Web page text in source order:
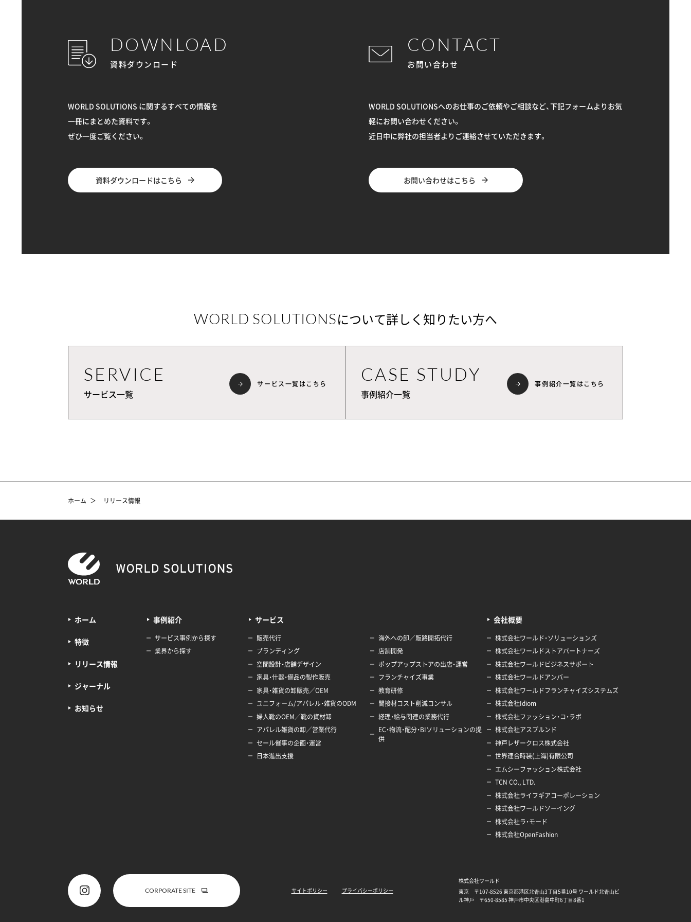
DOWNLOAD
資料ダウンロード
WORLD SOLUTIONS に関するすべての情報を
一冊にまとめた資料です。
ぜひ一度ご覧ください。
資料ダウンロードはこちら
CONTACT
お問い合わせ
WORLD SOLUTIONSへのお仕事のご依頼やご相談など、下記フォームよりお気
軽にお問い合わせください。
近日中に弊社の担当者よりご連絡させていただきます。
お問い合わせはこちら
WORLD SOLUTIONSについて詳しく知りたい方へ
SERVICE
サービス一覧
サービス一覧はこちら CASE STUDY
事例紹介一覧
事例紹介一覧はこちら
ホーム ＞ リリース情報
ホーム
特徴
サービス
販売代行
ブランディング
空間設計・店舗デザイン
家具・什器・備品の製作販売
家具・雑貨の卸販売／OEM
ユニフォーム/アパレル・雑貨のODM
婦人靴のOEM／靴の資材卸
アパレル雑貨の卸／営業代行
セール催事の企画・運営
日本進出支援
海外への卸／販路開拓代行
店舗開発
ポップアップストアの出店・運営
フランチャイズ事業
教育研修
間接材コスト削減コンサル
経理・給与関連の業務代行
EC・物流・配分・BIソリューションの提
供
事例紹介
サービス事例から探す
業界から探す
会社概要
株式会社ワールド・ソリューションズ
株式会社ワールドストアパートナーズ
株式会社ワールドビジネスサポート
株式会社ワールドアンバー
株式会社ワールドフランチャイズシステムズ
株式会社Idiom
株式会社ファッション・コ・ラボ
株式会社アスプルンド
神戸レザークロス株式会社
世界連合時装(上海)有限公司
エムシーファッション株式会社
TCN CO., LTD.
株式会社ライフギアコーポレーション
株式会社ワールドソーイング
株式会社ラ・モード
株式会社OpenFashion
リリース情報
ジャーナル
お知らせ
CORPORATE SITE サイトポリシー プライバシーポリシー
株式会社ワールド
東京 〒107-8526 東京都港区北⻘⼭3丁⽬5番10号 ワールド北⻘⼭ビ
ル神⼾ 〒650-8585 神⼾市中央区港島中町6丁⽬8番1